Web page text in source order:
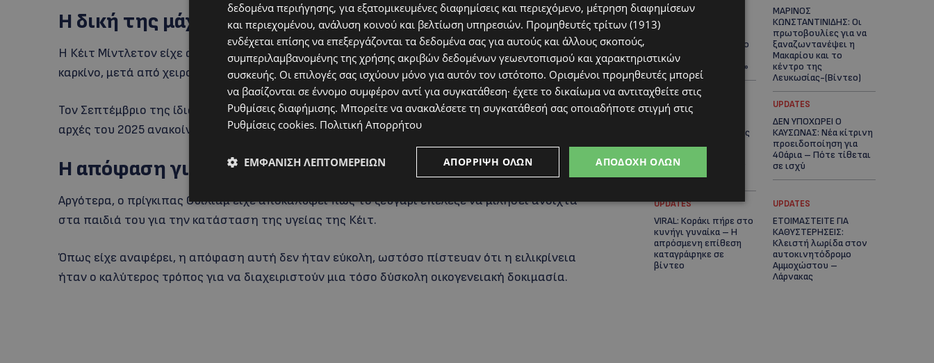
Η δική της μάχη
Η Κέιτ Μίντλετον είχε αποκαλύψει τον Μάρτιο του 2024 ότι υποβαλλόταν σε θεραπεία για
καρκίνο, μετά από χειρουργική επέμβαση στην κοιλιακή χώρα.
Τον Σεπτέμβριο της ίδιας χρονιάς ολοκλήρωσε τον κύκλο των χημειοθεραπειών, ενώ στις
αρχές του 2025 ανακοίνωσε ότι η νόσος βρισκόταν σε ύφεση.
Η απόφαση για ειλικρίνεια με τα παιδιά
Αργότερα, ο πρίγκιπας Ουίλιαμ είχε αποκαλύψει πως το ζευγάρι επέλεξε να μιλήσει ανοιχτά
στα παιδιά του για την κατάσταση της υγείας της Κέιτ.
Όπως είχε αναφέρει, η απόφαση αυτή δεν ήταν εύκολη, ωστόσο πίστευαν ότι η ειλικρίνεια
ήταν ο καλύτερος τρόπος για να διαχειριστούν μια τόσο δύσκολη οικογενειακή δοκιμασία.
ΧΩΡΙΣ ΣΩΣΣΙΒΙΟ Η
ΘΑΛΑΣΣΙΑ ΣΥΝΔΕΣΗ
ΚΥΠΡΟΥ-ΕΛΛΑΔΑΣ:
«Χωρίς επιδότηση το
πλοίο δεν θα
ξανασηκώσει άγκυρα»
ΜΑΡΙΝΟΣ
ΚΩΝΣΤΑΝΤΙΝΙΔΗΣ: Οι
πρωτοβουλίες για να
ξαναζωντανέψει η
Μακαρίου και το
κέντρο της
Λευκωσίας-(Βίντεο)
UPDATES
ΛΕΥΚΩΣΙΑ: Χειροπέδες
να παραπλάνησε την
Αστυνομία
UPDATES
ΔΕΝ ΥΠΟΧΩΡΕΙ Ο
ΚΑΥΣΩΝΑΣ: Νέα κίτρινη
προειδοποίηση για
40άρια – Πότε τίθεται
σε ισχύ
UPDATES
VIRAL: Κοράκι πήρε στο
κυνήγι γυναίκα – Η
απρόσμενη επίθεση
καταγράφηκε σε
βίντεο
UPDATES
ΕΤΟΙΜΑΣΤΕΙΤΕ ΓΙΑ
ΚΑΘΥΣΤΕΡΗΣΕΙΣ:
Κλειστή λωρίδα στον
αυτοκινητόδρομο
Αμμοχώστου –
Λάρνακας
δεδομένα περιήγησης, για εξατομικευμένες διαφημίσεις και περιεχόμενο, μέτρηση διαφημίσεων
και περιεχομένου, ανάλυση κοινού και βελτίωση υπηρεσιών. Προμηθευτές τρίτων (1913)
ενδέχεται επίσης να επεξεργάζονται τα δεδομένα σας για αυτούς και άλλους σκοπούς,
συμπεριλαμβανομένης της χρήσης ακριβών δεδομένων γεωεντοπισμού και χαρακτηριστικών
συσκευής. Οι επιλογές σας ισχύουν μόνο για αυτόν τον ιστότοπο. Ορισμένοι προμηθευτές μπορεί
να βασίζονται σε έννομο συμφέρον αντί για συγκατάθεση· έχετε το δικαίωμα να αντιταχθείτε στις
Ρυθμίσεις διαφήμισης. Μπορείτε να ανακαλέσετε τη συγκατάθεσή σας οποιαδήποτε στιγμή στις
Ρυθμίσεις cookies. Πολιτική Απορρήτου
ΑΠΟΔΟΧΉ ΌΛΩΝ
ΑΠΌΡΡΙΨΗ ΌΛΩΝ
ΕΜΦΆΝΙΣΗ ΛΕΠΤΟΜΕΡΕΙΏΝ